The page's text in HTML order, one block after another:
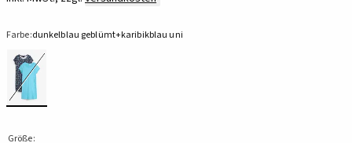
Farbe:dunkelblau geblümt+karibikblau uni
Größe: